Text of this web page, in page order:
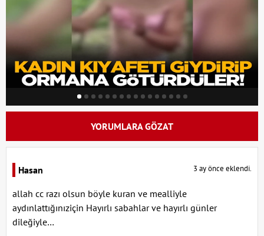
YORUMLARA GÖZAT
Hasan 3 ay önce eklendi.
allah cc razı olsun böyle kuran ve mealliyle
aydınlattığınıziçin Hayırlı sabahlar ve hayırlı günler
dileğiyle…